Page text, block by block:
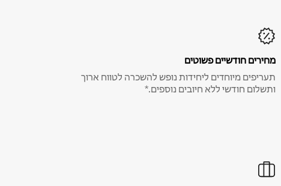
מחירים חודשיים פשוטים
תעריפים מיוחדים ליחידות נופש להשכרה לטווח ארוך
ותשלום חודשי ללא חיובים נוספים.*